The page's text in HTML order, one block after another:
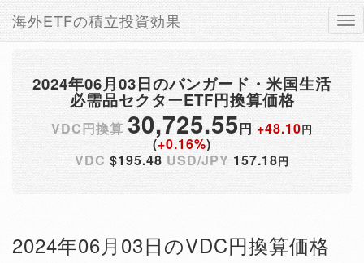
海外ETFの積立投資効果
2024年06月03日のバンガード・米国生活
必需品セクターETF円換算価格
VDC円換算 30,725.55円+48.10円
(+0.16%)
VDC $195.48 USD/JPY 157.18円
2024年06月03日のVDC円換算価格